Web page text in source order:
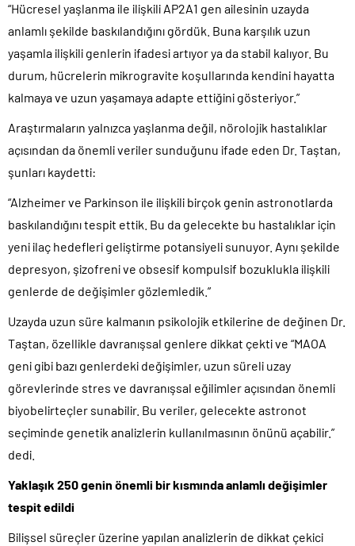
“Hücresel yaşlanma ile ilişkili AP2A1 gen ailesinin uzayda
anlamlı şekilde baskılandığını gördük. Buna karşılık uzun
yaşamla ilişkili genlerin ifadesi artıyor ya da stabil kalıyor. Bu
durum, hücrelerin mikrogravite koşullarında kendini hayatta
kalmaya ve uzun yaşamaya adapte ettiğini gösteriyor.”
Araştırmaların yalnızca yaşlanma değil, nörolojik hastalıklar
açısından da önemli veriler sunduğunu ifade eden Dr. Taştan,
şunları kaydetti:
“Alzheimer ve Parkinson ile ilişkili birçok genin astronotlarda
baskılandığını tespit ettik. Bu da gelecekte bu hastalıklar için
yeni ilaç hedefleri geliştirme potansiyeli sunuyor. Aynı şekilde
depresyon, şizofreni ve obsesif kompulsif bozuklukla ilişkili
genlerde de değişimler gözlemledik.”
Uzayda uzun süre kalmanın psikolojik etkilerine de değinen Dr.
Taştan, özellikle davranışsal genlere dikkat çekti ve “MAOA
geni gibi bazı genlerdeki değişimler, uzun süreli uzay
görevlerinde stres ve davranışsal eğilimler açısından önemli
biyobelirteçler sunabilir. Bu veriler, gelecekte astronot
seçiminde genetik analizlerin kullanılmasının önünü açabilir.”
dedi.
Yaklaşık 250 genin önemli bir kısmında anlamlı değişimler
tespit edildi
Bilişsel süreçler üzerine yapılan analizlerin de dikkat çekici